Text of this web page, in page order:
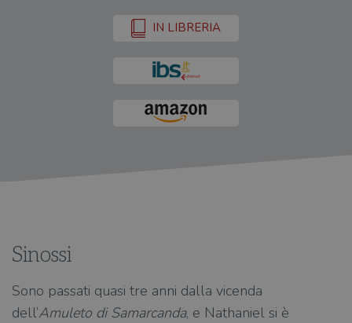
IN LIBRERIA
Sinossi
Sono passati quasi tre anni dalla vicenda
dell’Amuleto di Samarcanda, e Nathaniel si è